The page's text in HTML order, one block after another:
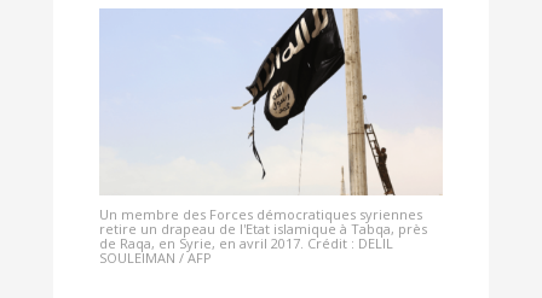
Un membre des Forces démocratiques syriennes
retire un drapeau de l'Etat islamique à Tabqa, près
de Raqa, en Syrie, en avril 2017. Crédit : DELIL
SOULEIMAN / AFP